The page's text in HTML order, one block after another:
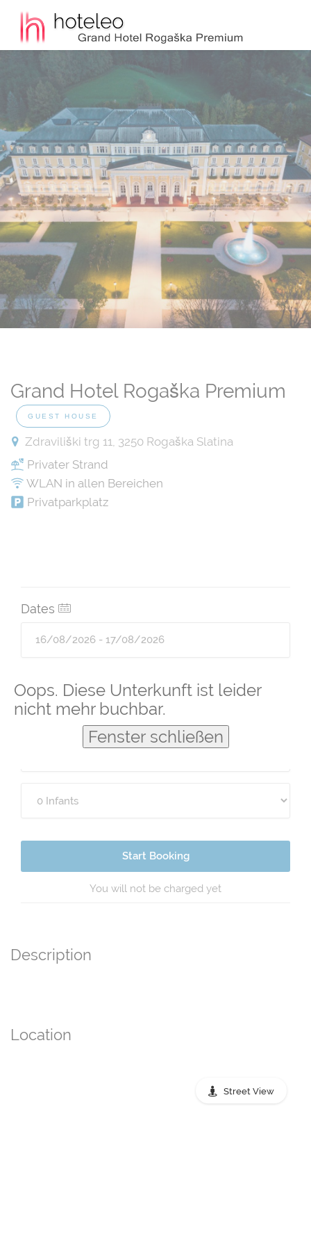
Oops. Diese Unterkunft ist leider
nicht mehr buchbar.
Fenster schließen
Grand Hotel Rogaška Premium
GUEST HOUSE
Zdraviliški trg 11, 3250 Rogaška Slatina
Privater Strand
WLAN in allen Bereichen
Privatparkplatz
Dates
Start Booking
You will not be charged yet
Description
Location
Street View